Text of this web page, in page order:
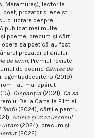
Maramureș), lector la
poet, prozator și eseist.
o lucrare despre
publicat mai multe
poeme, precum și cărți
opera sa poetică au fost
prozator al anului
de lemn, Premiul revistei
de poeme Cântec de
agentiadecarte.ro (2019)
i-au mai apărut
Dispariția (2021), Ca să
De la Carte la Film al
Teofil(2024), cărțile pentru
Anisia și manuscrisul
uitare(2024), precum și
(2022).